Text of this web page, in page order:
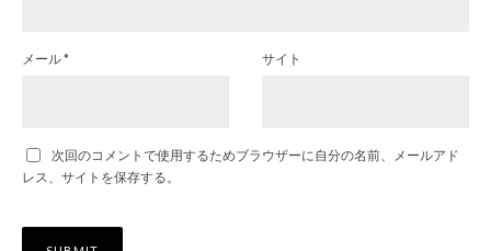
メール* サイト
次回のコメントで使用するためブラウザーに自分の名前、メールアド
レス、サイトを保存する。